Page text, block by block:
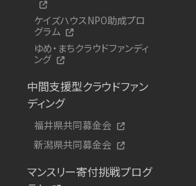
ケイズハウスNPO助成プロ
グラム
ゆめ・まちクラウドファンディ
ング
中間支援型クラウドファン
ディング
福井県共同募金会
新潟県共同募金会
マンスリー寄付挑戦プログ